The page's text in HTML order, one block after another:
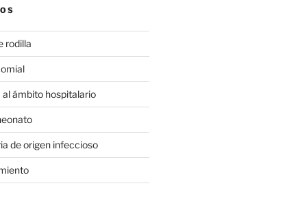
rodilla
al ámbito hospitalario
de origen infeccioso